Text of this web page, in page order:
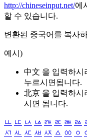
http://chineseinput.net/에
할 수 있습니다.
변환된 중국어를 복사
예시)
中文 을 입력하시
누르시면됩니다.
北京 을 입력하시
시면 됩니다.
ㅥ ㅦ ㅧ ㅨ ㅩ ㅪ ㅫ ㅬ
ㅺ ㅻ ㅼ ㅽ ㅾ ㅿ ㆀ ㆁ